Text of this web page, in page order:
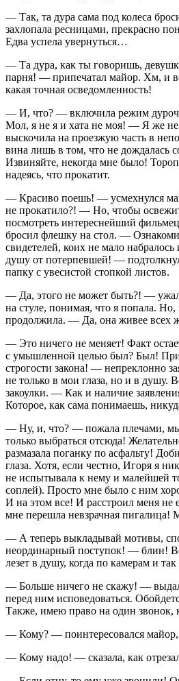
— Так, та дура сама под колеса
захлопала ресницами, прекрасно
Едва успела увернуться…
— Та дура, как ты говоришь,
парня! — припечатал майор. Хм, и
какая точная осведомленность!
— И, что? — включила режим
Мол, я не я и хата не моя! — Я же не
выскочила на проезжую часть в
вина лишь в том, что не дождалась
Извиняйте, некогда мне было!
надеясь, что прокатит.
— Красиво поешь! — усмехнулся
не прокатило?! — Но, чтобы
посмотреть интереснейший
бросил флешку на стол. —
свидетелей, коих не мало
душу от потерпевшей! —
папку с увесистой стопкой листов.
— Да, этого не может быть?! —
на стуле, понимая, что я попала. Но,
продолжила. — Да, она живее всех
— Это ничего не меняет! Факт
с умышленной целью был? Был!
строгости закона! — непреклонно
не только в мои глаза, но и в душу.
закоулки. — Как и наличие
Которое, как сама понимаешь,
— Ну, и, что? — пожала плечами,
только выбраться отсюда!
размазала поганку по асфальту!
глаза. Хотя, если честно, Игоря я
не испытывала к нему и малейшей
соплей). Просто мне было с ним
И на этом все! И расстроил меня не
мне перешла невзрачная
— А теперь выкладывай мотивы,
неординарный поступок! — блин!
лезет в душу, когда по камерам и
— Больше ничего не скажу! —
перед ним исповедоваться.
Также, имею право на один звонок,
— Кому? — поинтересовался майор,
— Кому надо! — сказала, как